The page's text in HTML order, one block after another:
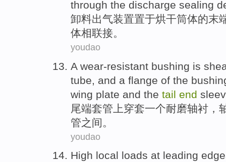
through the discharge sealing
卸料出气装置置于烘干筒体的末
体相联接。
youdao
A wear-resistant bushing is
tube, and a flange of the
wing plate and the tail end
尾端套管 上穿套一个耐磨轴衬 ，
管之间。
youdao
High local loads at leading